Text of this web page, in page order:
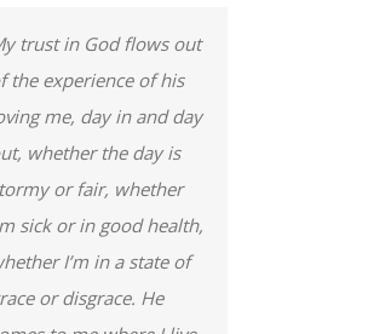
trust in God flows out
the experience of his
me, day in and day
whether the day is
or fair, whether
sick or in good health,
I’m in a state of
or disgrace. He